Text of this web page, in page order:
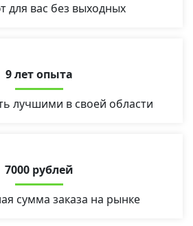
для вас без выходных
9 лет опыта
лучшими в своей области
7000 рублей
сумма заказа на рынке